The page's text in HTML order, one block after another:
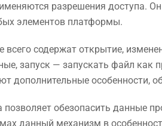
разрешения доступа.
элементов платформы.
содержат открытие,
запуск — запускать файл как
дополнительные особенности,
позволяет обезопасить данные
данный механизм в